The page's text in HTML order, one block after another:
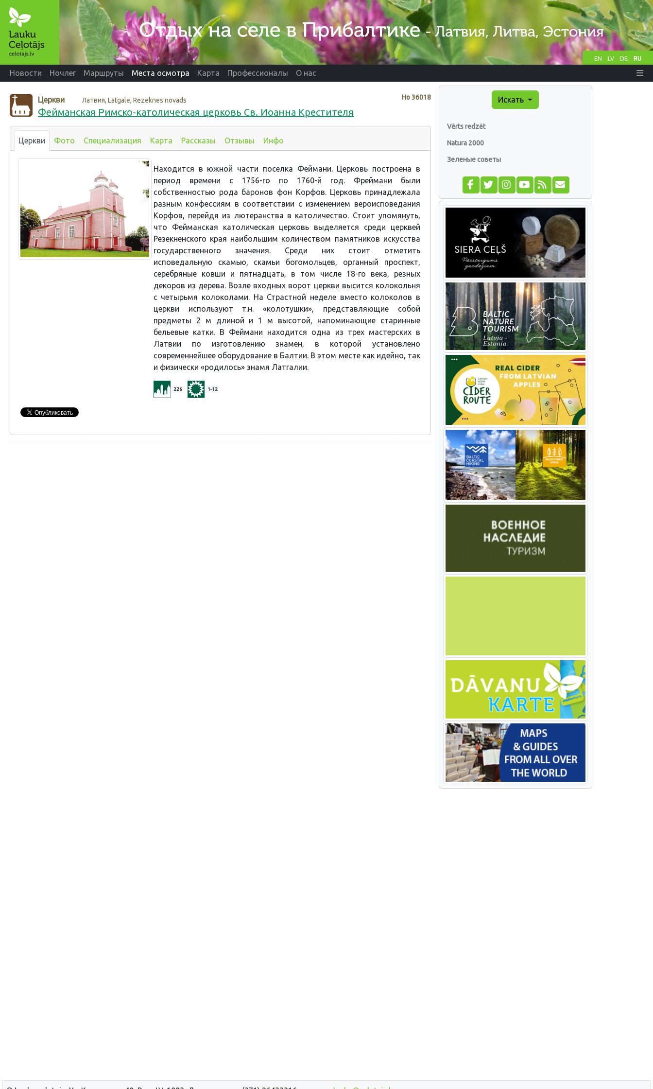
EN LV DE RU
Новости Ночлег Маршруты Места осмотра Карта Профессионалы О нас
Нo36018
Церкви Латвия, Latgale, Rēzeknes novads
Фейманская Римско-католическая церковь Св. Иоанна Крестителя
Церкви Фото Специализация Карта Рассказы Отзывы Инфо
Находится в южной части поселка Феймани. Церковь построена в
период времени с 1756-го по 1760-й год. Фреймани были
собственностью рода баронов фон Корфов. Церковь принадлежала
разным конфессиям в соответствии с изменением вероисповедания
Корфов, перейдя из лютеранства в католичество. Стоит упомянуть,
что Фейманская католическая церковь выделяется среди церквей
Резекненского края наибольшим количеством памятников искусства
государственного значения. Среди них стоит отметить
исповедальную скамью, скамьи богомольцев, органный проспект,
серебряные ковши и пятнадцать, в том числе 18-го века, резных
декоров из дерева. Возле входных ворот церкви высится колокольня
с четырьмя колоколами. На Страстной неделе вместо колоколов в
церкви используют т.н. «колотушки», представляющие собой
предметы 2 м длиной и 1 м высотой, напоминающие старинные
бельевые катки. В Феймани находится одна из трех мастерских в
Латвии по изготовлению знамен, в которой установлено
современнейшее оборудование в Балтии. В этом месте как идейно, так
и физически «родилось» знамя Латгалии.
226 1-12
Искать
Vērts redzēt
Natura 2000
Зеленые советы